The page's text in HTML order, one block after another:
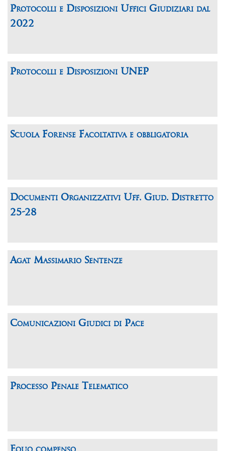
Protocolli e Disposizioni Uffici Giudiziari dal
2022
Protocolli e Disposizioni UNEP
Scuola Forense Facoltativa e obbligatoria
Documenti Organizzativi Uff. Giud. Distretto
25-28
Agat Massimario Sentenze
Comunicazioni Giudici di Pace
Processo Penale Telematico